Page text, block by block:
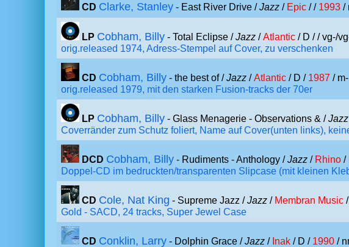
CD Clarke, Stanley - East River Drive /Jazz / Epic / / 1993 /
LP Cobham, Billy - Total Eclipse /Jazz /Atlantic / D // vg-/
orig.released 1974, Adress-Stempel auf Cover, zu verschenken
CD Cobham, Billy - the best of /Jazz /Atlantic / D / 1987 /
orig.released 1979, mit den starken Fusion-tracks der 70er
LP Cobham, Billy - Glass Menagerie - Observations & /Jazz
Coverränder zum Schutz foliert, Name auf Cover(unten links),
DCD Cobham, Billy - Rudiments - Anthology /Jazz / Rhino /
Doppel-CD im bedruckten/transparenten Slipcase (mit kleinen
CD Cole, Nat King - Supreme Jazz /Jazz / Membran Music
Gold - SACD, 24 tracks, Super Jewel Case
CD Conklin, Larry - Dolphin Grace /Jazz / Inak / D / 1990 /